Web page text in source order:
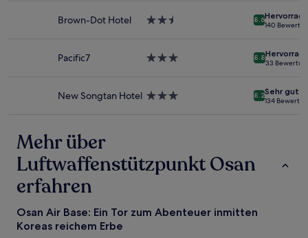
Brown-Dot Hotel
2.5-
8.6
140
Pacific7
3.0-
8.8
33
New Songtan Hotel 3.0-
8.2Sehr gut
134
Mehr über
Luftwaffenstützpunkt Osan
erfahren
Osan Air Base: Ein Tor zum Abenteuer inmitten
Koreas reichem Erbe